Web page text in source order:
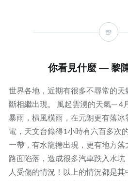
你看見什麼 — 黎
世界各地，近期有很多不尋常的
斷相繼出現。 風起雲湧的天氣— 4
暴雨，橫風橫雨，在元朗更有落
電，天文台錄得1小時有六百多次
一帶，有水龍捲出現，更有地方
路面陷落，造成很多汽車跌入水
人受傷的情況！以上的情況都是